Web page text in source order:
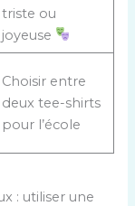
triste ou
joyeuse
Choisir entre
deux tee-shirts
pour l’école
: utiliser une